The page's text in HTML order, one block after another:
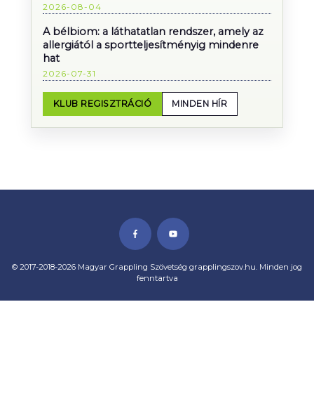
2026-08-04
A bélbiom: a láthatatlan rendszer, amely az
allergiától a sportteljesítményig mindenre
hat
2026-07-31
KLUB REGISZTRÁCIÓ MINDEN HÍR
© 2017-2018-2026 Magyar Grappling Szövetség grapplingszov.hu. Minden jog
fenntartva